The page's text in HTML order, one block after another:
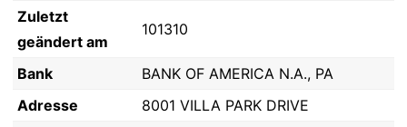
Zuletzt
geändert am
101310
Bank
BANK OF AMERICA N.A., PA
Adresse
8001 VILLA PARK DRIVE